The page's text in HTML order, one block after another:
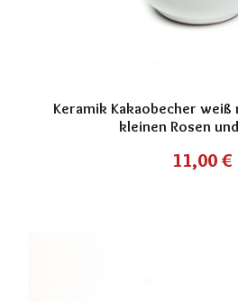
Keramik Kakaobecher
kleinen Rosen
11,00 €